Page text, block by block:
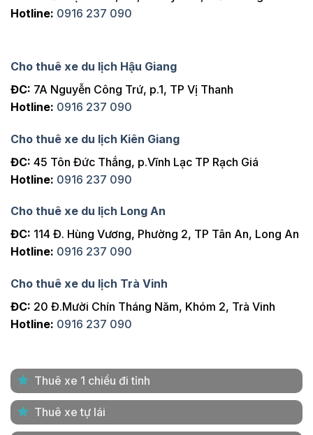
Hotline: 0916 237 090
Cho thuê xe du lịch Hậu Giang
ĐC: 7A Nguyễn Công Trứ, p.1, TP Vị Thanh
Hotline: 0916 237 090
Cho thuê xe du lịch Kiên Giang
ĐC: 45 Tôn Đức Thắng, p.Vĩnh Lạc TP Rạch Giá
Hotline: 0916 237 090
Cho thuê xe du lịch Long An
ĐC: 114 Đ. Hùng Vương, Phường 2, TP Tân An, Long An
Hotline: 0916 237 090
Cho thuê xe du lịch Trà Vinh
ĐC: 20 Đ.Mười Chín Tháng Năm, Khóm 2, Trà Vinh
Hotline: 0916 237 090
Thuê xe 1 chiều đi tỉnh
Thuê xe tự lái